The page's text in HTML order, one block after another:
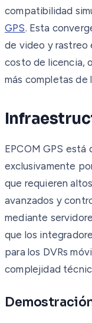
compatibilidad
GPS. Esta
de video y rastreo
costo de licencia,
más completas de
EPCOM GPS está
exclusivamente
que requieren
avanzados y
mediante
que los
para los DVRs
complejidad